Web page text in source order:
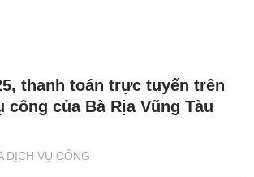
DỊCH VỤ CÔNG
thanh toán trực tuyến trên
công của Bà Rịa Vũng Tàu